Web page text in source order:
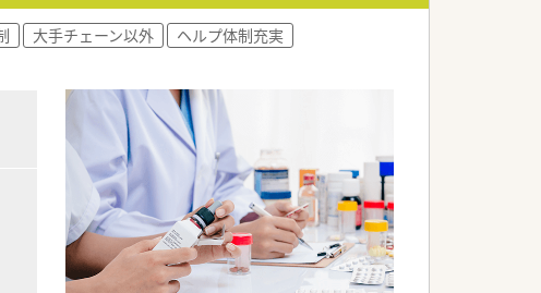
大手チェーン以外
ヘルプ体制充実